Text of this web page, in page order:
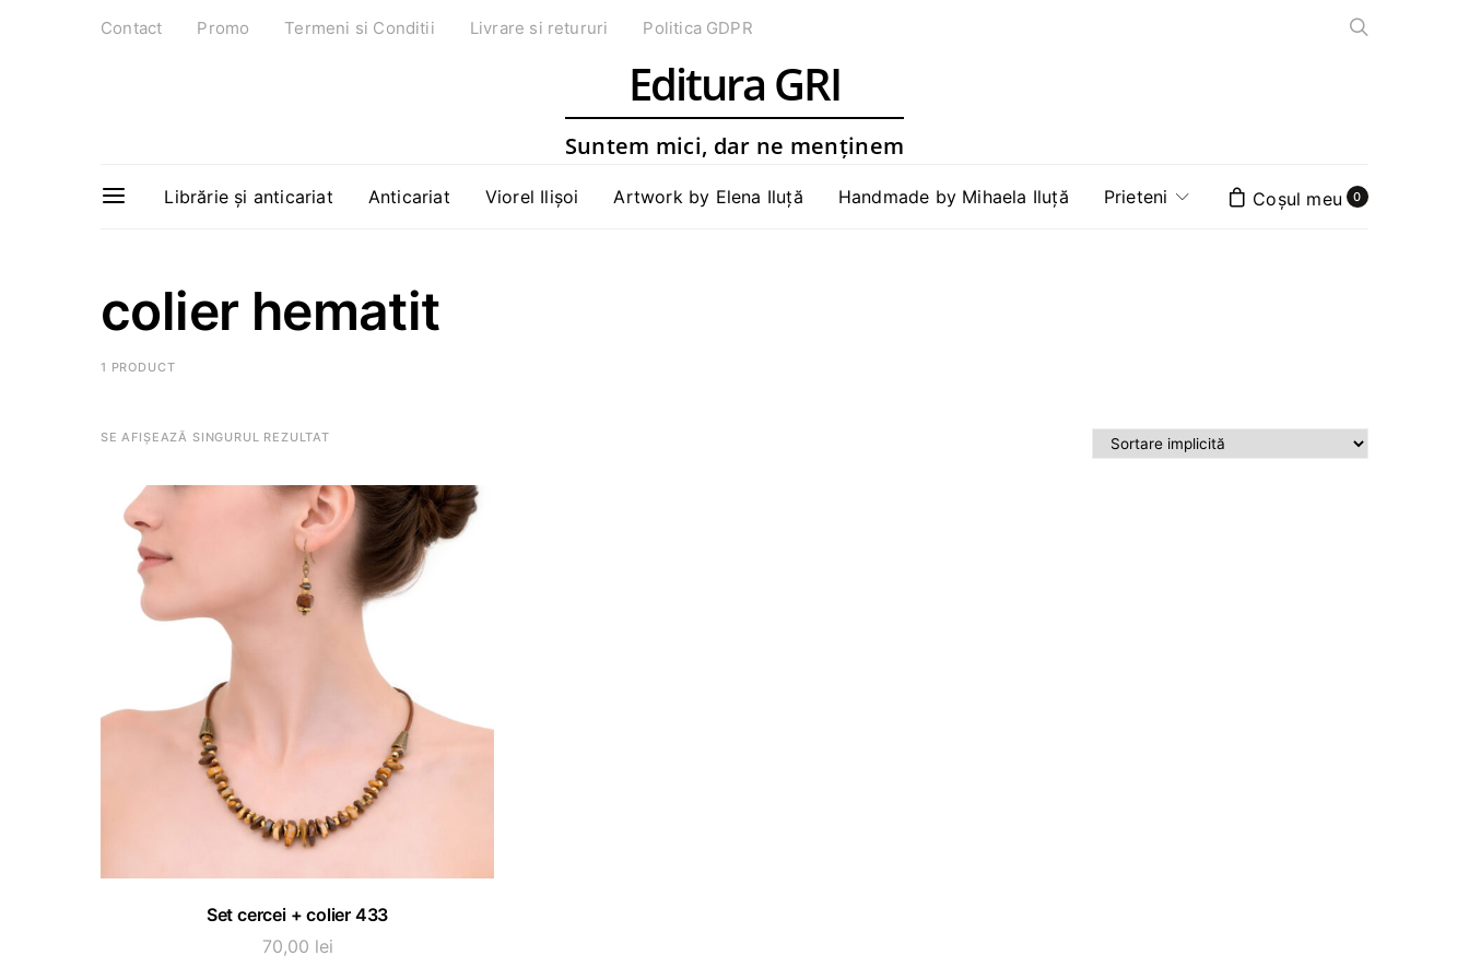
Contact Promo Termeni si Conditii Livrare si retururi Politica GDPR
Editura GRI
Suntem mici, dar ne menținem
Librărie și anticariat Anticariat Viorel Ilișoi Artwork by Elena Iluță Handmade by Mihaela Iluță Prieteni 0
colier hematit
1 PRODUCT
SE AFIȘEAZĂ SINGURUL REZULTAT
ADAUGĂ ÎN COȘ
Set cercei + colier 433
70,00 lei